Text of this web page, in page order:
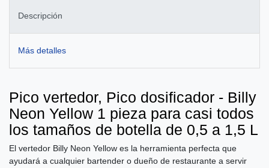
Descripción
Más detalles
Pico vertedor, Pico dosificador - Billy
Neon Yellow 1 pieza para casi todos
los tamaños de botella de 0,5 a 1,5 L
El vertedor Billy Neon Yellow es la herramienta perfecta que
ayudará a cualquier bartender o dueño de restaurante a servir